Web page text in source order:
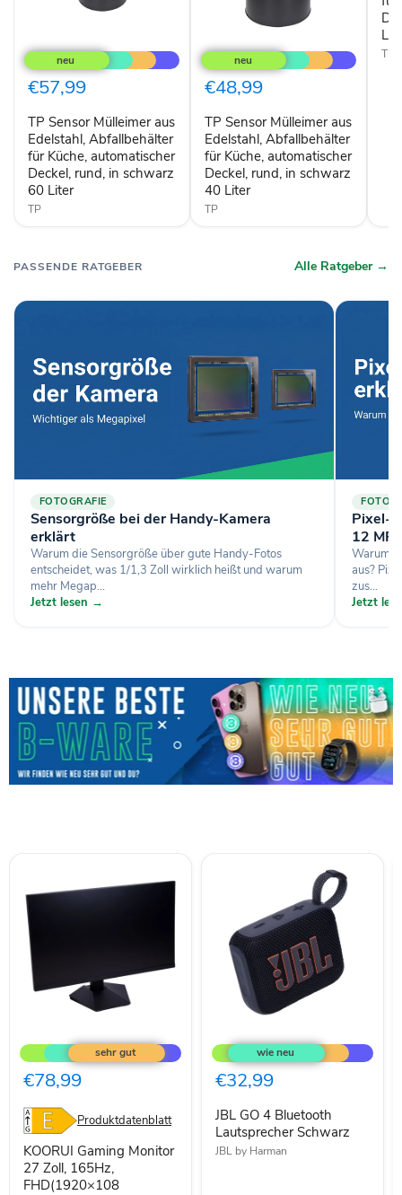
Sensor
Mülleimer
aus
Edelstahl,
für
Küche,
automatischer
Deckel,
rund,
in
schwarz
€57,99
TP Sensor Mülleimer aus
Edelstahl, Abfallbehälter
für Küche, automatischer
Deckel, rund, in schwarz
60 Liter
TP
Sensor
Mülleimer
aus
Edelstahl,
für
Küche,
automatischer
Deckel,
rund,
in
schwarz
€48,99
TP Sensor Mülleimer aus
Edelstahl, Abfallbehälter
für Küche, automatischer
Deckel, rund, in schwarz
40 Liter
TP
in
TP
PASSENDE RATGEBER Alle Ratgeber →
FOTOGRAFIE
Sensorgröße bei der Handy-Kamera
erklärt
Warum die Sensorgröße über gute Handy-Fotos
entscheidet, was 1/1,3 Zoll wirklich heißt und warum
mehr Megap...
Jetzt lesen →
Pixel-
12 MP
Warum
aus?
zus...
Jetzt
Gaming
Monitor
27
Zoll,
165Hz,
FHD(1920×108
€78,99
Produktdatenblatt
KOORUI Gaming Monitor
27 Zoll, 165Hz,
FHD(1920×108
GO
4
Bluetooth
Lautsprecher
€32,99
JBL GO 4 Bluetooth
Lautsprecher Schwarz
JBL by Harman